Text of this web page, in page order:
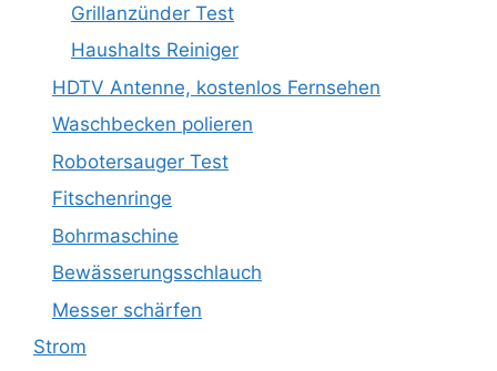
Grillanzünder Test
Haushalts Reiniger
HDTV Antenne, kostenlos Fernsehen
Waschbecken polieren
Robotersauger Test
Fitschenringe
Bohrmaschine
Bewässerungsschlauch
Messer schärfen
Strom